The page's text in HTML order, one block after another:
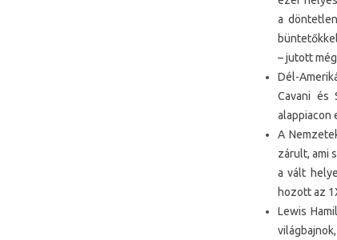
a
– jutott
Dél-
Cavani és
alappiacon
A
zárult, ami
a vált
hozott az
Lewis